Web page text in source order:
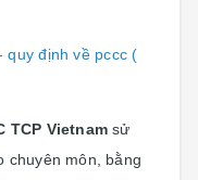
quy định về pccc (
TCP Vietnam sử
chuyên môn, bằng